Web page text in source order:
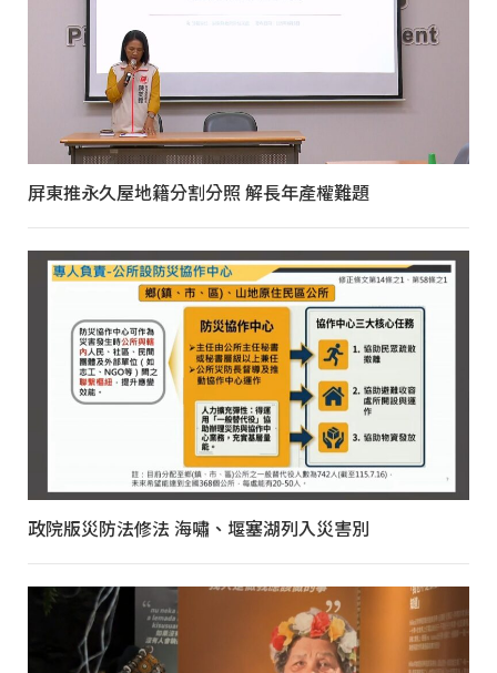
屏東推永久屋地籍分割分照 解長年產權難題
政院版災防法修法 海嘯、堰塞湖列入災害別